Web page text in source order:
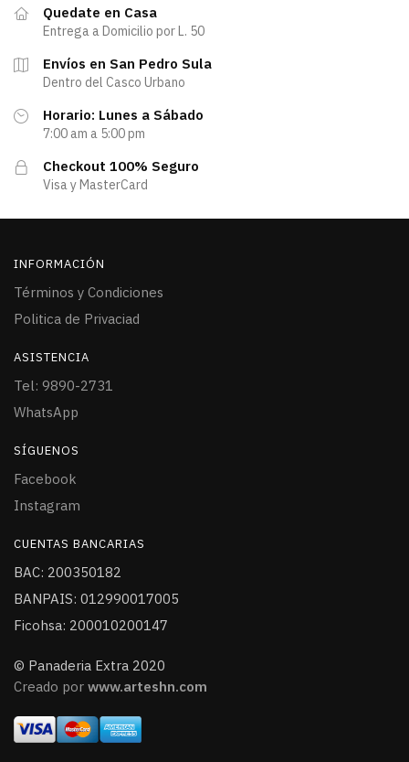
Quedate en Casa
Entrega a Domicilio por L. 50
Envíos en San Pedro Sula
Dentro del Casco Urbano
Horario: Lunes a Sábado
7:00 am a 5:00 pm
Checkout 100% Seguro
Visa y MasterCard
INFORMACIÓN
Términos y Condiciones
Politica de Privaciad
ASISTENCIA
Tel: 9890-2731
WhatsApp
SÍGUENOS
Facebook
Instagram
CUENTAS BANCARIAS
BAC: 200350182
BANPAIS: 012990017005
Ficohsa: 200010200147
© Panaderia Extra 2020
Creado por www.arteshn.com